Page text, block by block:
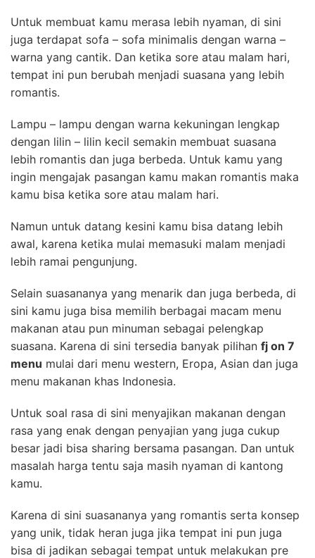
Untuk membuat kamu merasa lebih nyaman, di sini
juga terdapat sofa – sofa minimalis dengan warna –
warna yang cantik. Dan ketika sore atau malam hari,
tempat ini pun berubah menjadi suasana yang lebih
romantis.
Lampu – lampu dengan warna kekuningan lengkap
dengan lilin – lilin kecil semakin membuat suasana
lebih romantis dan juga berbeda. Untuk kamu yang
ingin mengajak pasangan kamu makan romantis maka
kamu bisa ketika sore atau malam hari.
Namun untuk datang kesini kamu bisa datang lebih
awal, karena ketika mulai memasuki malam menjadi
lebih ramai pengunjung.
Selain suasananya yang menarik dan juga berbeda, di
sini kamu juga bisa memilih berbagai macam menu
makanan atau pun minuman sebagai pelengkap
suasana. Karena di sini tersedia banyak pilihan fj on 7
menu mulai dari menu western, Eropa, Asian dan juga
menu makanan khas Indonesia.
Untuk soal rasa di sini menyajikan makanan dengan
rasa yang enak dengan penyajian yang juga cukup
besar jadi bisa sharing bersama pasangan. Dan untuk
masalah harga tentu saja masih nyaman di kantong
kamu.
Karena di sini suasananya yang romantis serta konsep
yang unik, tidak heran juga jika tempat ini pun juga
bisa di jadikan sebagai tempat untuk melakukan pre